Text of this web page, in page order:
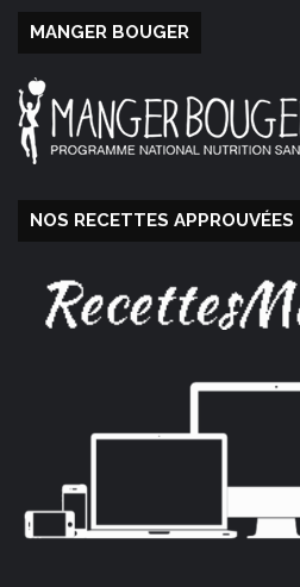
MANGER BOUGER
NOS RECETTES APPROUVÉES